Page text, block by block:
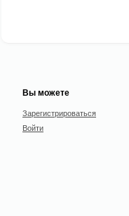
Вы можете
Зарегистрироваться
Войти